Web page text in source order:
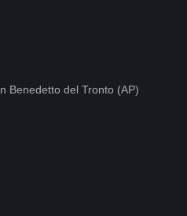
Benedetto del Tronto (AP)